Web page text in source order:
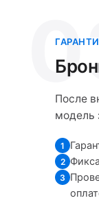
После
модель
1
2
3